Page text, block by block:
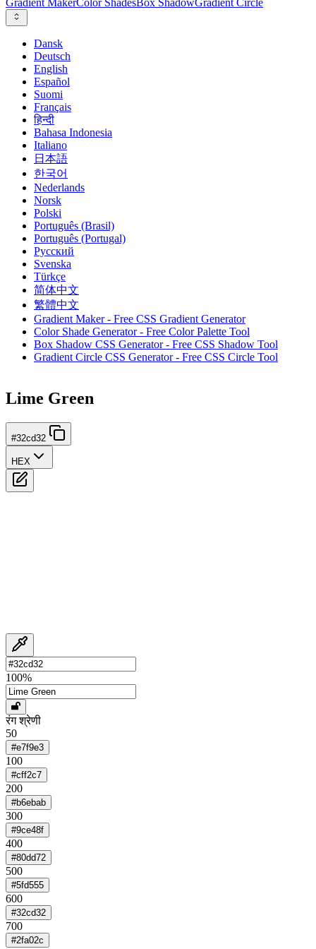
Gradient MakerColor ShadesBox ShadowGradient Circle
Dansk
Deutsch
English
Español
Suomi
Français
हिन्दी
Bahasa Indonesia
Italiano
日本語
한국어
Nederlands
Norsk
Polski
Português (Brasil)
Português (Portugal)
Русский
Svenska
Türkçe
简体中文
繁體中文
Gradient Maker - Free CSS Gradient Generator
Color Shade Generator - Free Color Palette Tool
Box Shadow CSS Generator - Free CSS Shadow Tool
Gradient Circle CSS Generator - Free CSS Circle Tool
Lime Green
#32cd32
HEX
100%
रंग श्रेणी
50
#e7f9e3
100
#cff2c7
200
#b6ebab
300
#9ce48f
400
#80dd72
500
#5fd555
600
#32cd32
700
#2fa02c